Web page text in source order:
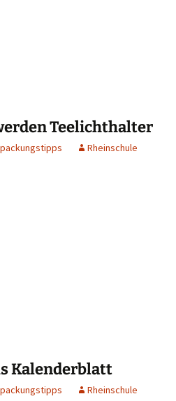
Teelichthalter
Rheinschule
Kalenderblatt
Rheinschule